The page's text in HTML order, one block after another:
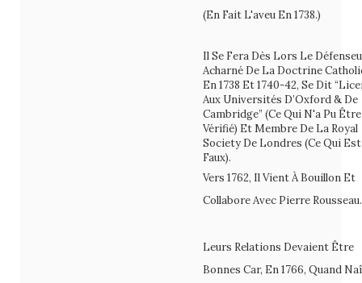
(En Fait L'aveu En 1738.)
Il Se Fera Dès Lors Le
Acharné De La Doctrine
En 1738 Et 1740-42, Se Dit
Aux Universités D’Oxford & De
Cambridge” (ce Qui N'a Pu Être
Vérifié) Et Membre De La Royal
Society De Londres (ce Qui Est
Faux).
Vers 1762, Il Vient À Bouillon Et
Collabore Avec Pierre Rousseau.
Leurs Relations Devaient Être
Bonnes Car, En 1766, Quand